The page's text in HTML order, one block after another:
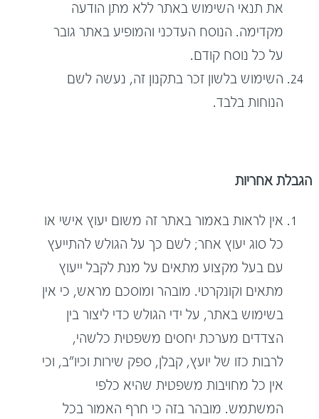
את תנאי השימוש באתר ללא מתן הודעה
מקדימה. הנוסח העדכני והמופיע באתר גובר
על כל נוסח קודם.
השימוש בלשון זכר בתקנון זה, נעשה לשם
הנוחות בלבד.
הגבלת אחריות
אין לראות באמור באתר זה משום יעוץ אישי או
כל סוג יעוץ אחר; לשם כך על הגולש להתייעץ
עם בעל מקצוע מתאים על מנת לקבל ייעוץ
מתאים וקונקרטי. מובהר ומוסכם מראש, כי אין
בשימוש באתר, על ידי הגולש כדי ליצור בין
הצדדים מערכת יחסים משפטית כלשהי,
לרבות כזו של יועץ, קבלן, ספק שירות וכיו"ב, וכי
אין כל מחויבות משפטית שהיא כלפי
המשתמש. מובהר בזה כי חרף האמור בכל